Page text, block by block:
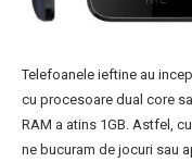
Telefoanele ieftine au
cu procesoare dual core
RAM a atins 1GB. Astfel,
ne bucuram de jocuri sau